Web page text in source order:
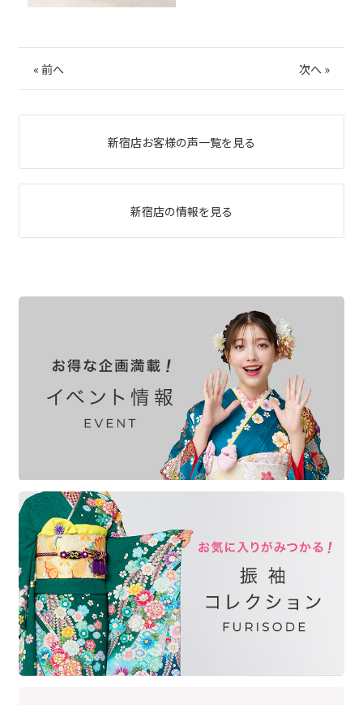
« 前へ 次へ »
新宿店お客様の声一覧を見る
新宿店の情報を見る